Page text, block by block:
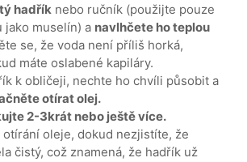
hadřík nebo ručník (použijte pouze
jako muselín) a navlhčete ho teplou
se, že voda není příliš horká,
máte oslabené kapiláry.
k obličeji, nechte ho chvíli působit a
otírat olej.
2-3krát nebo ještě více.
otírání oleje, dokud nezjistíte, že
čistý, což znamená, že hadřík už